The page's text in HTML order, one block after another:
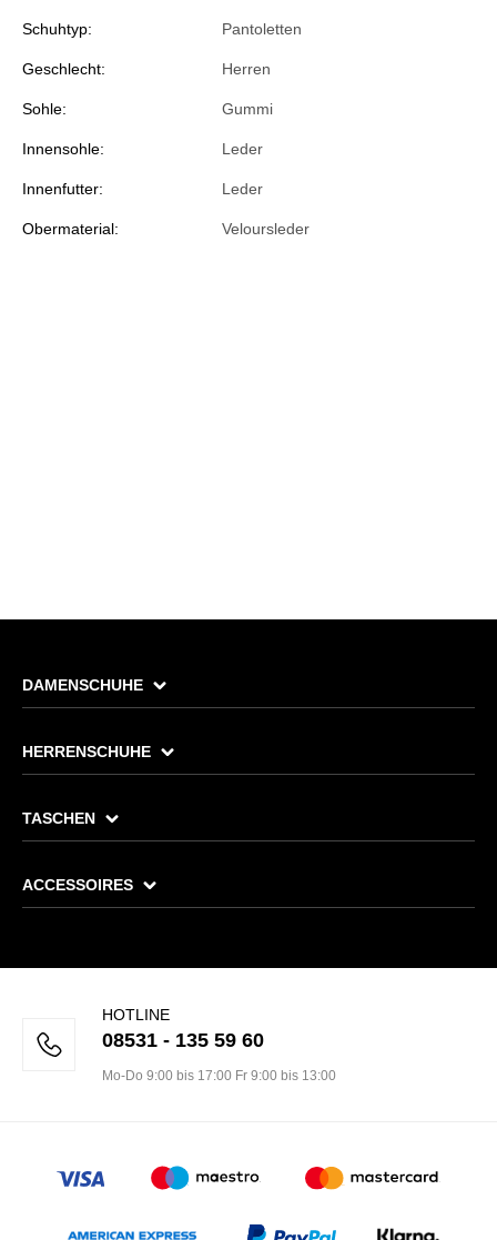
Schuhtyp: Pantoletten
Geschlecht: Herren
Sohle: Gummi
Innensohle: Leder
Innenfutter: Leder
Obermaterial: Veloursleder
DAMENSCHUHE
HERRENSCHUHE
TASCHEN
ACCESSOIRES
HOTLINE
08531 - 135 59 60
Mo-Do 9:00 bis 17:00 Fr 9:00 bis 13:00